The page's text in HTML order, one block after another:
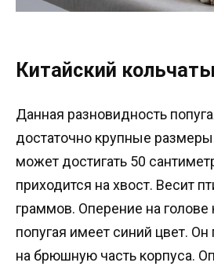
Китайский
Данная разновидность
достаточно крупные
может достигать 50
приходится на хвост. Весит
граммов. Оперение на голове
попугая имеет синий цвет.
на брюшную часть корпуса.